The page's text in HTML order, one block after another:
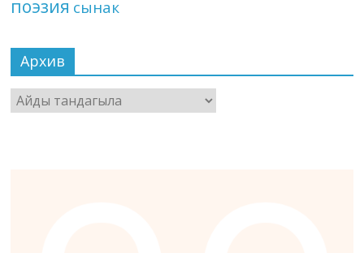
поэзия сынак
Архив
Архив